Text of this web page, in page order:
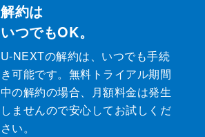
解約は
いつでもOK。
U-NEXTの解約は、いつでも手続
き可能です。無料トライアル期間
中の解約の場合、月額料金は発生
しませんので安心してお試しくだ
さい。